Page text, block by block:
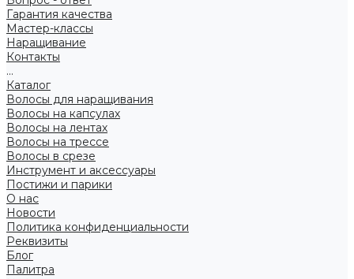
Гарантия качества
Мастер-классы
Наращивание
Контакты
...
Каталог
Волосы для наращивания
Волосы на капсулах
Волосы на лентах
Волосы на трессе
Волосы в срезе
Инструмент и аксессуары
Постижи и парики
О нас
Новости
Политика конфиденциальности
Реквизиты
Блог
Палитра